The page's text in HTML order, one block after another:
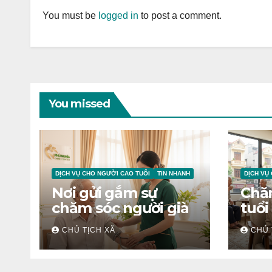
You must be logged in to post a comment.
You missed
DỊCH VỤ CHO NGƯỜI CAO TUỔI TIN NHANH
Nơi gửi gắm sự
chăm sóc người già
CHỦ TỊCH XÃ
DỊCH VỤ
tuổi
CHỦ